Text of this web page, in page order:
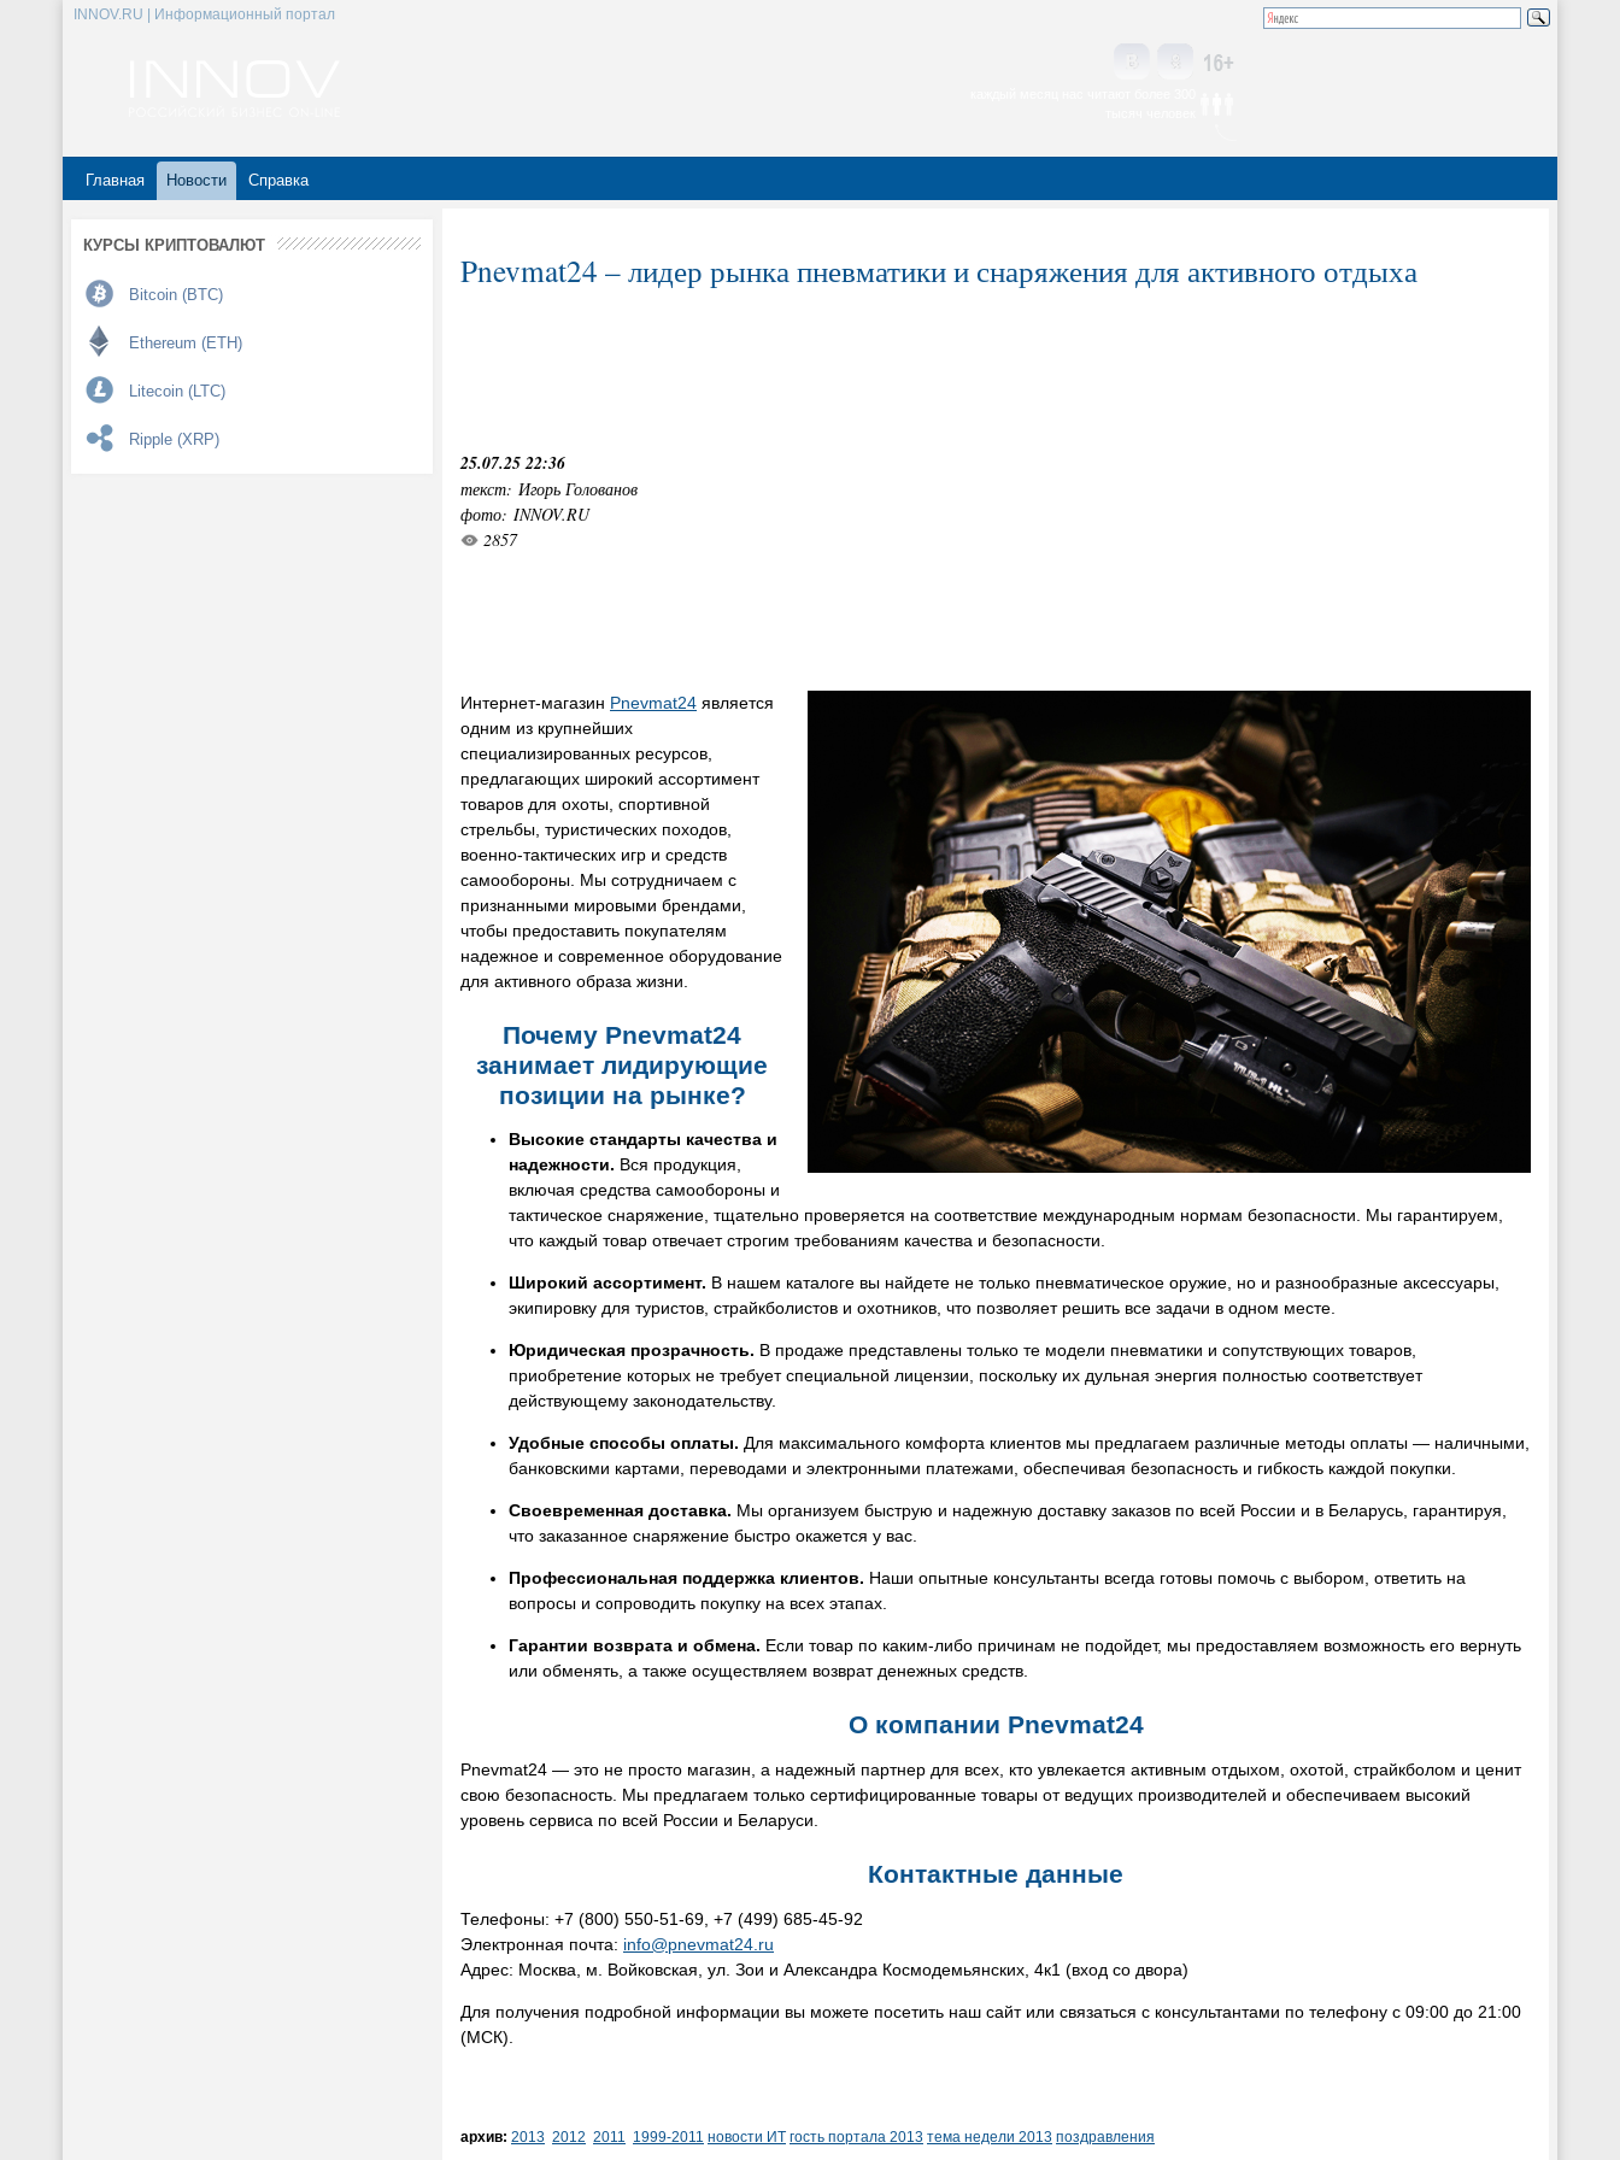
INNOV.RU | Информационный портал
Главная Новости Справка
КУРСЫ КРИПТОВАЛЮТ
Bitcoin (BTC)
Ethereum (ETH)
Litecoin (LTC)
Ripple (XRP)
Pnevmat24 – лидер рынка пневматики и снаряжения для активного отдыха
25.07.25 22:36
текст: Игорь Голованов
фото: INNOV.RU
2857
Интернет-магазин Pnevmat24 является
одним из крупнейших
специализированных ресурсов,
предлагающих широкий ассортимент
товаров для охоты, спортивной
стрельбы, туристических походов,
военно-тактических игр и средств
самообороны. Мы сотрудничаем с
признанными мировыми брендами,
чтобы предоставить покупателям
надежное и современное оборудование
для активного образа жизни.
Почему Pnevmat24
занимает лидирующие
позиции на рынке?
Высокие стандарты качества и
надежности. Вся продукция,
включая средства самообороны и
тактическое снаряжение, тщательно проверяется на соответствие международным нормам безопасности. Мы гарантируем,
что каждый товар отвечает строгим требованиям качества и безопасности.
Широкий ассортимент. В нашем каталоге вы найдете не только пневматическое оружие, но и разнообразные аксессуары,
экипировку для туристов, страйкболистов и охотников, что позволяет решить все задачи в одном месте.
Юридическая прозрачность. В продаже представлены только те модели пневматики и сопутствующих товаров,
приобретение которых не требует специальной лицензии, поскольку их дульная энергия полностью соответствует
действующему законодательству.
Удобные способы оплаты. Для максимального комфорта клиентов мы предлагаем различные методы оплаты — наличными,
банковскими картами, переводами и электронными платежами, обеспечивая безопасность и гибкость каждой покупки.
Своевременная доставка. Мы организуем быструю и надежную доставку заказов по всей России и в Беларусь, гарантируя,
что заказанное снаряжение быстро окажется у вас.
Профессиональная поддержка клиентов. Наши опытные консультанты всегда готовы помочь с выбором, ответить на
вопросы и сопроводить покупку на всех этапах.
Гарантии возврата и обмена. Если товар по каким-либо причинам не подойдет, мы предоставляем возможность его вернуть
или обменять, а также осуществляем возврат денежных средств.
О компании Pnevmat24
Pnevmat24 — это не просто магазин, а надежный партнер для всех, кто увлекается активным отдыхом, охотой, страйкболом и ценит
свою безопасность. Мы предлагаем только сертифицированные товары от ведущих производителей и обеспечиваем высокий
уровень сервиса по всей России и Беларуси.
Контактные данные
Телефоны: +7 (800) 550-51-69, +7 (499) 685-45-92
Электронная почта: info@pnevmat24.ru
Адрес: Москва, м. Войковская, ул. Зои и Александра Космодемьянских, 4к1 (вход со двора)
Для получения подробной информации вы можете посетить наш сайт или связаться с консультантами по телефону с 09:00 до 21:00
(МСК).
архив: 2013 2012 2011 1999-2011 новости ИТ гость портала 2013 тема недели 2013 поздравления